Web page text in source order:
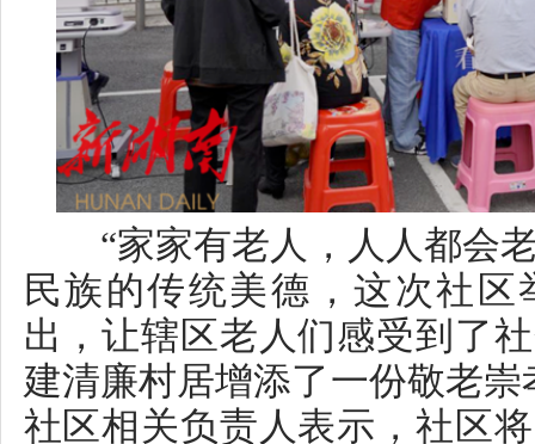
“家家有老人，人人都会老。
民族的传统美德，这次社区举
出，让辖区老人们感受到了社
建清廉村居增添了一份敬老崇孝
社区相关负责人表示，社区将
文化建设和重阳节活动之中，
气，使廉洁的思想渗透到社区文
方方面面，营造了崇廉、尊廉
围。（来源:新湖南客户端 作
华）